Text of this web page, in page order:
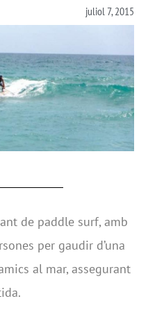
juliol 7, 2015
de paddle surf, amb
per gaudir d’una
al mar, assegurant